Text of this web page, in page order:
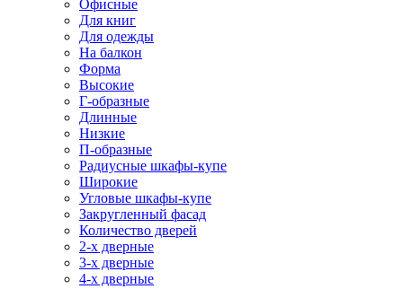
Офисные
Для книг
Для одежды
На балкон
Форма
Высокие
Г-образные
Длинные
Низкие
П-образные
Радиусные шкафы-купе
Широкие
Угловые шкафы-купе
Закругленный фасад
Количество дверей
2-х дверные
3-х дверные
4-х дверные